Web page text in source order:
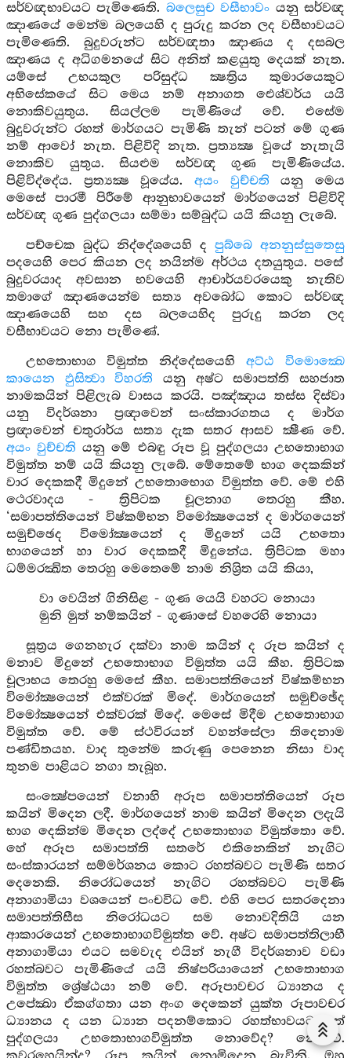
සර්වඥභාවයට පැමිණෙති. බලෙසුච වසීභාවං යනු සර්වඥ
ඤාණයේ මෙන්ම බලයෙහි ද පුරුදු කරන ලද වසීභාවයට
පැමිණෙති. බුදුවරුන්ට සර්වඥතා ඤාණය ද දසබල
ඤාණය ද අධිගමනයේ සිට අනිත් කළයුතු දෙයක් නැත.
යම්සේ උභයකුල පරිසුද්ධ ක්‍ෂත්‍රිය කුමාරයෙකුට
අභිසේකයේ සිට මෙය නම් අනාගත ඓශ්වර්ය යයි
නොකිවයුතුය. සියල්ලම පැමිණියේ වේ. එසේම
බුදුවරුන්ට රහත් මාර්ගයට පැමිණි තැන් පටන් මේ ගුණ
නම් ආවෝ නැත. පිළිවිදි නැත. ප්‍රත්‍යක්‍ෂ වූයේ නැතැයි
නොකිව යුතුය. සියළුම සර්වඥ ගුණ පැමිණියේය.
පිළිවිද්දේය. ප්‍රත්‍යක්‍ෂ වූයේය. අයං වුච්චති යනු මෙය
මෙසේ පාරමී පිරීමේ ආනුභාවයෙන් මාර්ගයෙන් පිළිවිදි
සර්වඥ ගුණ පුද්ගලයා සම්මා සම්බුද්ධ යයි කියනු ලැබේ.
පච්චෙක බුද්ධ නිද්දේශයෙහි දපුබ්බෙ අනනුස්සුතෙසු
පදයෙහි පෙර කියන ලද නයින්ම අර්ථය දතයුතුය. පසේ
බුදුවරයාද අවසාන භවයෙහි ආචාර්යවරයෙකු නැතිව
තමාගේ ඤාණයෙන්ම සත්‍ය අවබෝධ කොට සර්වඥ
ඤාණයෙහි සහ දස බලයෙහිද පුරුදු කරන ලද
වසීභාවයට නො පැමිණේ.
උභතොභාග විමුත්ත නිද්දේසයෙහිඅට්ඨ විමොක්‍ඛෙ
කායෙන ඵුසිත්‍වා විහරති යනු අෂ්ට සමාපත්ති සහජාත
නාමකයින් පිළිලැබ වාසය කරයි. පඤ්ඤාය තස්ස දිස්වා
යනු විදර්ශනා ප්‍රඥාවෙන් සංස්කාරගතය ද මාර්ග
ප්‍රඥාවෙන් චතුරාර්ය සත්‍ය දැක සතර ආසව ක්‍ෂීණ වේ.
අයං වුච්චති යනු මේ එබඳු රූප වූ පුද්ගලයා උභතොභාග
විමුත්ත නම් යයි කියනු ලැබේ. මේතෙමේ භාග දෙකකින්
වාර දෙකකදී මිදුනේ උභතොභොග විමුත්ත වේ. මේ එහි
ථෙරවාදය - ත්‍රිපිටක චූලනාග තෙරහු කීහ.
‘සමාපත්තියෙන් විෂ්කම්භන විමෝක්‍ෂයෙන් ද මාර්ගයෙන්
සමුච්ඡෙද විමෝක්‍ෂයෙන් ද මිදුනේ යයි උභතො
භාගයෙන් හා වාර දෙකකදී මිදුනේය. ත්‍රිපිටක මහා
ධම්මරක්‍ඛිත තෙරහු මෙතෙමේ නාම නිශ්‍රිත යයි කියා,
වා වෙයින් ගිනිසිළ - ගුණ යෙයි වහරට නොයා
මුනි මුත් නම්කයින් - ගුණාසේ වහරෙහි නොයා
සූත්‍රය ගෙනහැර දක්වා නාම කයින් ද රූප කයින් ද
මනාව මිදුනේ උභතොභාග විමුත්ත යයි කීහ. ත්‍රිපිටක
චූලාභය තෙරහු මෙසේ කීහ. සමාපත්තියෙන් විෂ්කම්භන
විමෝක්‍ෂයෙන් එක්වරක් මිදේ. මාර්ගයෙන් සමුච්ඡේද
විමෝක්‍ෂයෙන් එක්වරක් මිදේ. මෙසේ මිදීම උභතොභාග
විමුත්ත වේ. මේ ස්ථවිරයන් වහන්සේලා තිදෙනාම
පණ්ඩිතයහ. වාද තුනේම කරුණු පෙනෙන නිසා වාද
තුනම පාළියට නගා තැබූහ.
සංක්‍ෂේපයෙන් වනාහි අරූප සමාපත්තියෙන් රූප
කයින් මිදෙන ලදී. මාර්ගයෙන් නාම කයින් මිදෙන ලදැයි
භාග දෙකින්ම මිදෙන ලද්දේ උභතොභාග විමුත්තො වේ.
හේ අරූප සමාපත්ති සතරේ එකිනෙකින් නැගිට
සංස්කාරයන් සම්මර්ශනය කොට රහත්බවට පැමිණි සතර
දෙනෙකි. නිරෝධයෙන් නැගිට රහත්බවට පැමිණි
අනාගාමියා වශයෙන් පංචවිධ වේ. එහි පෙර සතරදෙනා
සමාපත්තිසීස නිරෝධයට සම නොවදිතියි යන
ආකාරයෙන් උභතොභාගවිමුත්ත වේ. අෂ්ට සමාපත්තිලාභී
අනාගාමියා එයට සමවැද එයින් නැගී විදර්ශනාව වඩා
රහත්බවට පැමිණියේ යයි නිෂ්පරියායෙන් උභතොභාග
විමුත්ත ශ්‍රේෂ්ඨයා නම් වේ. අරූපාවචර ධ්‍යානය ද
උපේක්‍ඛා ඒකග්ගතා යන අංග දෙකෙන් යුක්ත රූපාවචර
ධ්‍යානය ද යන ධ්‍යාන පදනම්කොට රහත්භාවයට පත්
පුද්ගලයා උභතොභාගවිමුත්ත නොවේද? නොවේ.